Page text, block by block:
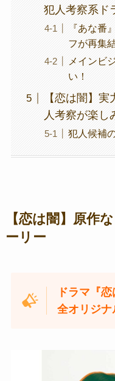
犯人考察系ド
『あな番
フが再集
メインビ
い！
【恋は闇】
人考察が楽し
犯人候補
【恋は闇】原作
ーリー
ドラマ『
全オリジ